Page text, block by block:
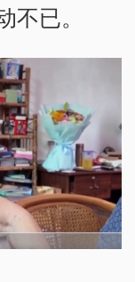
已。